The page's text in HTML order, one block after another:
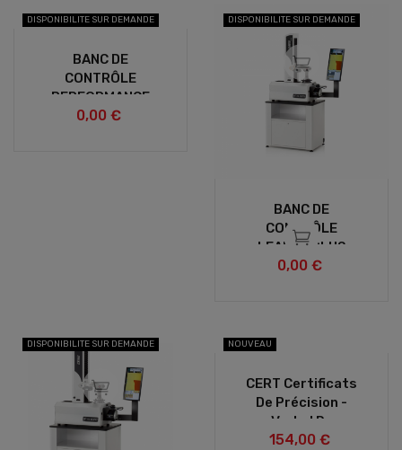
DISPONIBILITE SUR DEMANDE
BANC DE
CONTRÔLE
PERFORMANCE
0,00 €
DISPONIBILITE SUR DEMANDE
BANC DE
CONTRÔLE
LEADER PLUS
0,00 €
DISPONIBILITE SUR DEMANDE NOUVEAU
CERT Certificats
De Précision -
Verbal De
Réception
154,00 €